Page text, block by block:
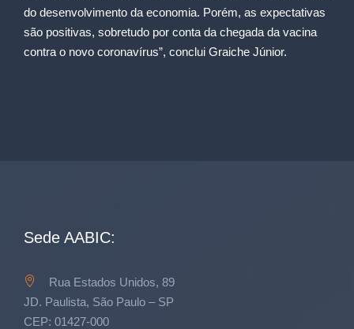
do desenvolvimento da economia. Porém, as expectativas
são positivas, sobretudo por conta da chegada da vacina
contra o novo coronavírus”, conclui Graiche Júnior.
Sede AABIC:
Rua Estados Unidos, 89
JD. Paulista, São Paulo – SP
CEP: 01427-000